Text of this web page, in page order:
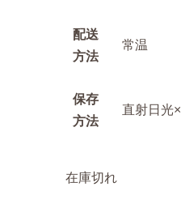
配送
方法
常温
保存
方法
直射日光×
在庫切れ